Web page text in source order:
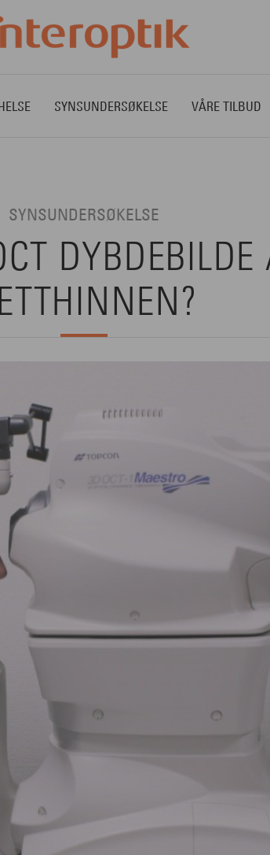
SYNSUNDERSØKELSE VÅRE TILBUD
SYNSUNDERSØKELSE
DYBDEBILDE